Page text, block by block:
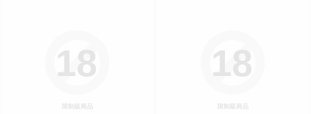
限制級商品
18
限制級商品
18